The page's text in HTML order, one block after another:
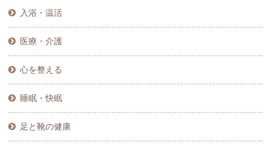
入浴・温活
医療・介護
心を整える
睡眠・快眠
足と靴の健康